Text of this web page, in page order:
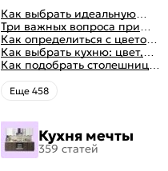
Как выбрать идеальную
планировку для кухни
Три важных вопроса при
выборе кухни: готовка,
посуда, комфорт
Как определиться с цветом
кухни: светлые, темные,
яркие
Как выбрать кухню: цвет,
планировка, аксессуары
Как подобрать столешницу
для кухни по цвету
Eще 458
Кухня мечты
359 статей